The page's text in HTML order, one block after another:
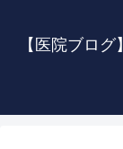
【医院ブロ